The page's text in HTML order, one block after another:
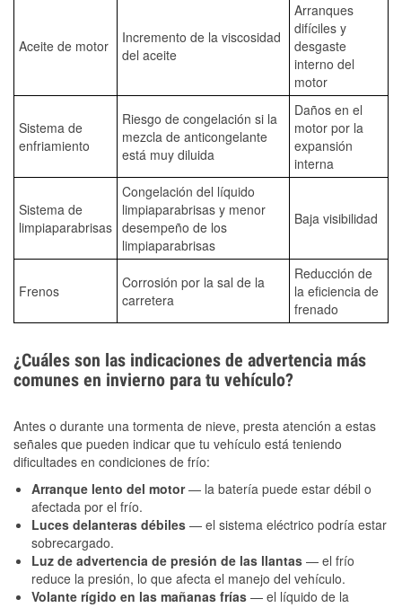
Aceite de motor
Incremento de la viscosidad
del aceite
Arranques
difíciles y
desgaste
interno del
motor
Sistema de
enfriamiento
Riesgo de congelación si la
mezcla de anticongelante
está muy diluida
Daños en el
motor por la
expansión
interna
Sistema de
limpiaparabrisas
Congelación del líquido
limpiaparabrisas y menor
desempeño de los
limpiaparabrisas
Baja visibilidad
Frenos
Corrosión por la sal de la
carretera
Reducción de
la eficiencia de
frenado
¿Cuáles son las indicaciones de advertencia más
comunes en invierno para tu vehículo?
Antes o durante una tormenta de nieve, presta atención a estas
señales que pueden indicar que tu vehículo está teniendo
dificultades en condiciones de frío:
Arranque lento del motor— la batería puede estar débil o
afectada por el frío.
Luces delanteras débiles — el sistema eléctrico podría estar
sobrecargado.
Luz de advertencia de presión de las llantas — el frío
reduce la presión, lo que afecta el manejo del vehículo.
Volante rígido en las mañanas frías — el líquido de la